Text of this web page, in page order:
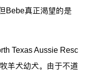
Bebe真正渴望的是
Texas Aussie Resc
羊犬幼犬。由于不道